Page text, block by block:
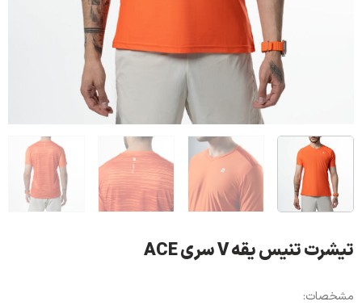
تیشرت تنیس یقه V سری ACE
مشخصات: